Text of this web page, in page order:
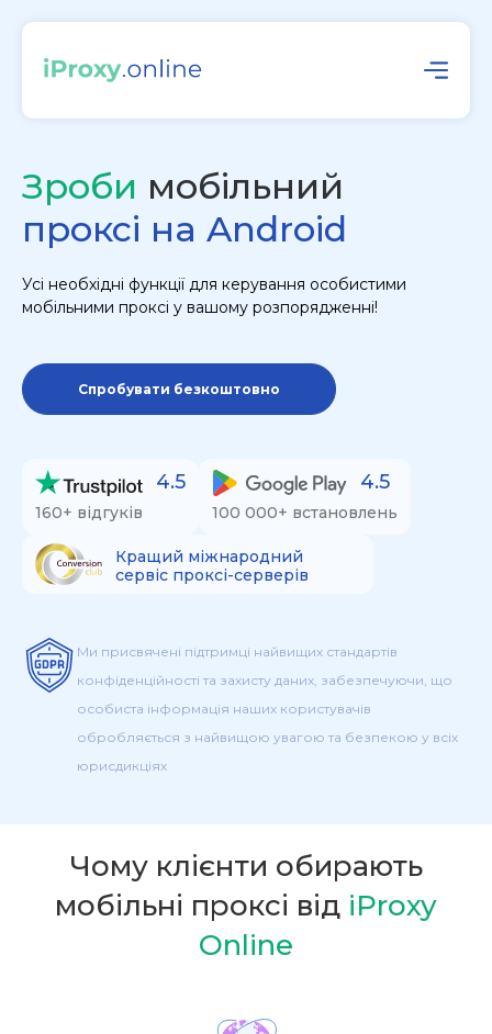
Зроби мобільний
проксі на Android
Усі необхідні функції для керування особистими
мобільними проксі у вашому розпорядженні!
Спробувати безкоштовно
4.5
160+ відгуків
4.5
100 000+ встановлень
Кращий міжнародний
сервіс проксі-серверів
Ми присвячені підтримці найвищих стандартів
конфіденційності та захисту даних, забезпечуючи, що
особиста інформація наших користувачів
обробляється з найвищою увагою та безпекою у всіх
юрисдикціях
Чому клієнти обирають
мобільні проксі від iProxy
Online